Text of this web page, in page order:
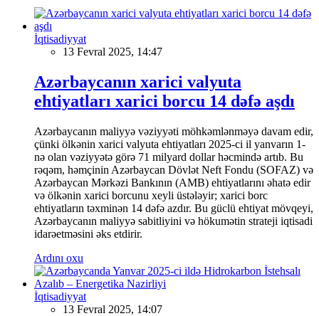
İqtisadiyyat
13 Fevral 2025, 14:47
Azərbaycanın xarici valyuta
ehtiyatları xarici borcu 14 dəfə aşdı
Azərbaycanın maliyyə vəziyyəti möhkəmlənməyə davam edir,
çünki ölkənin xarici valyuta ehtiyatları 2025-ci il yanvarın 1-
nə olan vəziyyətə görə 71 milyard dollar həcmində artıb. Bu
rəqəm, həmçinin Azərbaycan Dövlət Neft Fondu (SOFAZ) və
Azərbaycan Mərkəzi Bankının (AMB) ehtiyatlarını əhatə edir
və ölkənin xarici borcunu xeyli üstələyir; xarici borc
ehtiyatların təxminən 14 dəfə azdır. Bu güclü ehtiyat mövqeyi,
Azərbaycanın maliyyə sabitliyini və hökumətin strateji iqtisadi
idarəetməsini əks etdirir.
Ardını oxu
İqtisadiyyat
13 Fevral 2025, 14:07